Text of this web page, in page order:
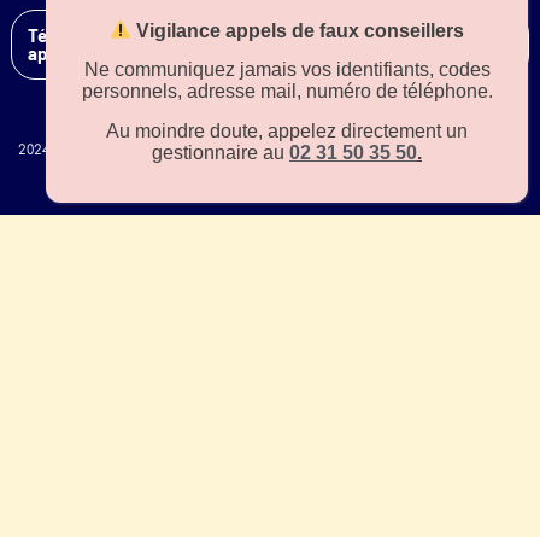
Téléchargez notre
application sur
2024 – Tous droits réservés –plan de site– Une production MetricsValue
Vigilance appels de faux conseillers
Ne communiquez jamais vos identifiants, codes
personnels, adresse mail, numéro de téléphone.
Au moindre doute, appelez directement un
gestionnaire au 02 31 50 35 50.